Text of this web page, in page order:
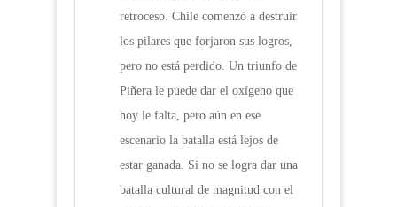
retroceso. Chile comenzó a destruir
los pilares que forjaron sus logros,
pero no está perdido. Un triunfo de
Piñera le puede dar el oxígeno que
hoy le falta, pero aún en ese
escenario la batalla está lejos de
estar ganada. Si no se logra dar una
batalla cultural de magnitud con el